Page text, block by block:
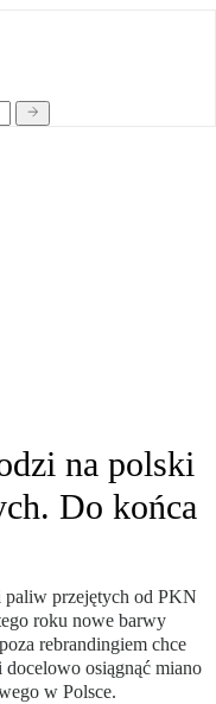
na polski
Do końca
paliw przejętych od PKN
roku nowe barwy
rebrandingiem chce
osiągnąć miano
w Polsce.